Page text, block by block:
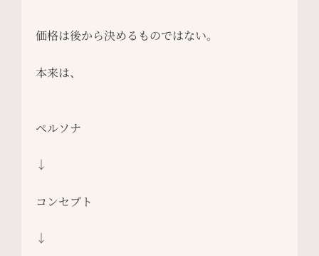
価格は後から決めるものではない。
本来は、
ペルソナ
↓
コンセプト
↓